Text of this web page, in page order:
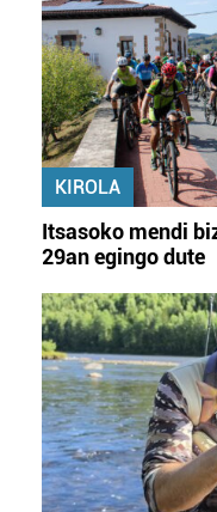
KIROLA
Itsasoko mendi
29an egingo dute